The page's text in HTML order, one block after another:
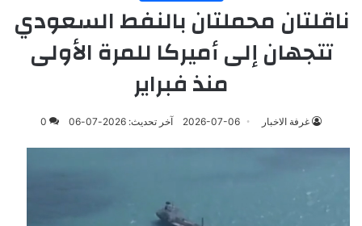
ناقلتان محملتان بالنفط السعودي
تتجهان إلى أميركا للمرة الأولى
منذ فبراير
غرفة الاخبار 2026-07-06 آخر تحديث: 2026-07-06 0